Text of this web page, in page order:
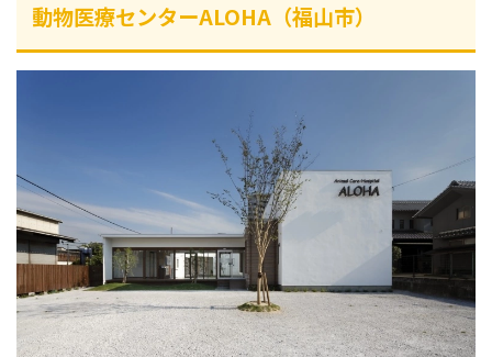
動物医療センターALOHA（福山市）